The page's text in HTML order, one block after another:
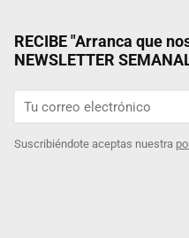
RECIBE "Arranca que
NEWSLETTER
Suscribiéndote aceptas nuestra